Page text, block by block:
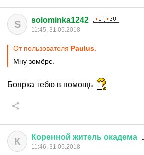
S solominka1242
11:45, 31.05.2018
От пользователя Paulus.
Мну зомёрс.
Боярка тебю в помощь
К Коренной житель окадема
11:46, 31.05.2018